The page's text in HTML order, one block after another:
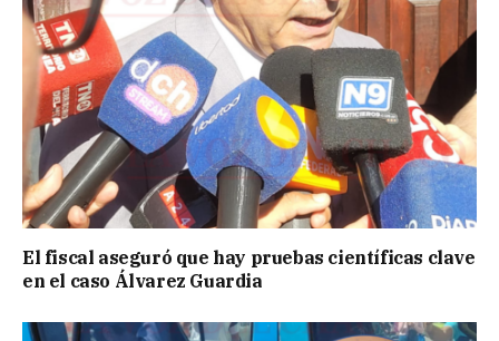
El fiscal aseguró que hay pruebas científicas clave
en el caso Álvarez Guardia